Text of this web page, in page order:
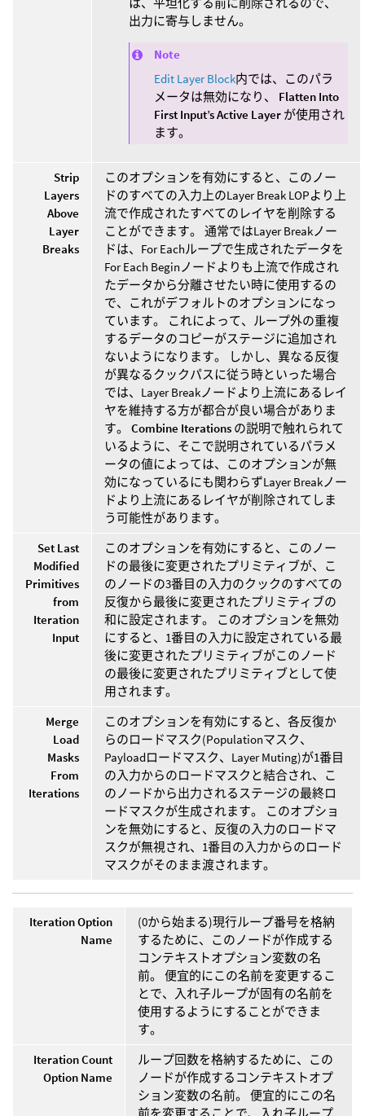
は、平坦化する前に削除されるので、
出力に寄与しません。
Note
Edit Layer Block内では、このパラ
メータは無効になり、 Flatten Into
First Input’s Active Layer が使用され
ます。
Strip
Layers
Above
Layer
Breaks
このオプションを有効にすると、このノー
ドのすべての入力上のLayer Break LOPより上
流で作成されたすべてのレイヤを削除する
ことができます。 通常ではLayer Breakノー
ドは、For Eachループで生成されたデータを
For Each Beginノードよりも上流で作成され
たデータから分離させたい時に使用するの
で、これがデフォルトのオプションになっ
ています。 これによって、ループ外の重複
するデータのコピーがステージに追加され
ないようになります。 しかし、異なる反復
が異なるクックパスに従う時といった場合
では、Layer Breakノードより上流にあるレイ
ヤを維持する方が都合が良い場合がありま
す。 Combine Iterations の説明で触れられて
いるように、そこで説明されているパラメ
ータの値によっては、このオプションが無
効になっているにも関わらずLayer Breakノー
ドより上流にあるレイヤが削除されてしま
う可能性があります。
Set Last
Modified
Primitives
from
Iteration
Input
このオプションを有効にすると、このノー
ドの最後に変更されたプリミティブが、こ
のノードの3番目の入力のクックのすべての
反復から最後に変更されたプリミティブの
和に設定されます。 このオプションを無効
にすると、1番目の入力に設定されている最
後に変更されたプリミティブがこのノード
の最後に変更されたプリミティブとして使
用されます。
Merge
Load
Masks
From
Iterations
このオプションを有効にすると、各反復か
らのロードマスク(Populationマスク、
Payloadロードマスク、Layer Muting)が1番目
の入力からのロードマスクと結合され、こ
のノードから出力されるステージの最終ロ
ードマスクが生成されます。 このオプショ
ンを無効にすると、反復の入力のロードマ
スクが無視され、1番目の入力からのロード
マスクがそのまま渡されます。
Iteration Option
Name
(0から始まる)現行ループ番号を格納
するために、このノードが作成する
コンテキストオプション変数の名
前。 便宜的にこの名前を変更するこ
とで、入れ子ループが固有の名前を
使用するようにすることができま
す。
Iteration Count
Option Name
ループ回数を格納するために、この
ノードが作成するコンテキストオプ
ション変数の名前。 便宜的にこの名